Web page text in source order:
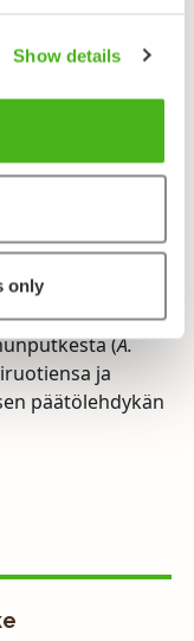
Show details
only
voi käyttää
väinönputken
Tällä sivulla
viihtyvän
ssp.
ssp.littoralis).
sarjaperiä
jonkin verran
(A.
ja
päätölehdykän